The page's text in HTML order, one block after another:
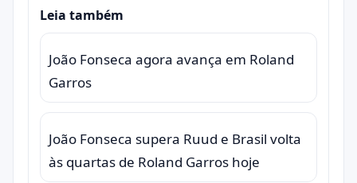
Leia também
João Fonseca agora avança em Roland
Garros
João Fonseca supera Ruud e Brasil volta
às quartas de Roland Garros hoje